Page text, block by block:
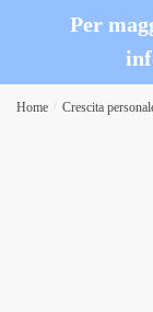
Per
Home Crescita